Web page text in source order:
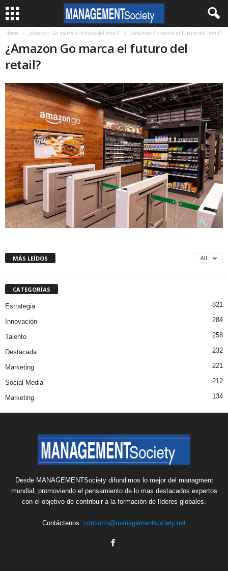
Home ¿Amazon Go marca el futuro del retail? ¿Amazon Go marca el futuro del retail?
¿Amazon Go marca el futuro del
retail?
MÁS LEÍDOS All
CATEGORÍAS
Estrategia 821
Innovación 284
Talento 258
Destacada 232
Marketing 221
Social Media 212
Marketing 134
Desde MANAGEMENTSociety difundimos lo mejor del managment
mundial, promoviendo el pensamiento de lo mas destacados expertos
con el objetivo de contribuir a la formación de líderes globales.
Contáctenos: contacto@managementsociety.net